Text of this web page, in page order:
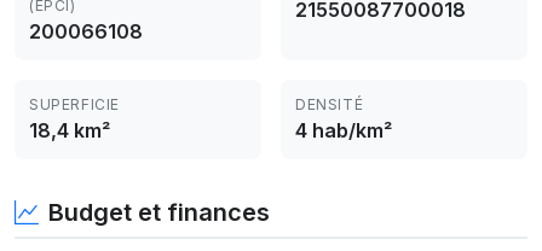
(EPCI)
200066108
21550087700018
SUPERFICIE
18,4 km²
DENSITÉ
4 hab/km²
Budget et finances